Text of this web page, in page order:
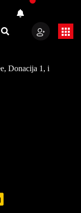
Donacija 1, i